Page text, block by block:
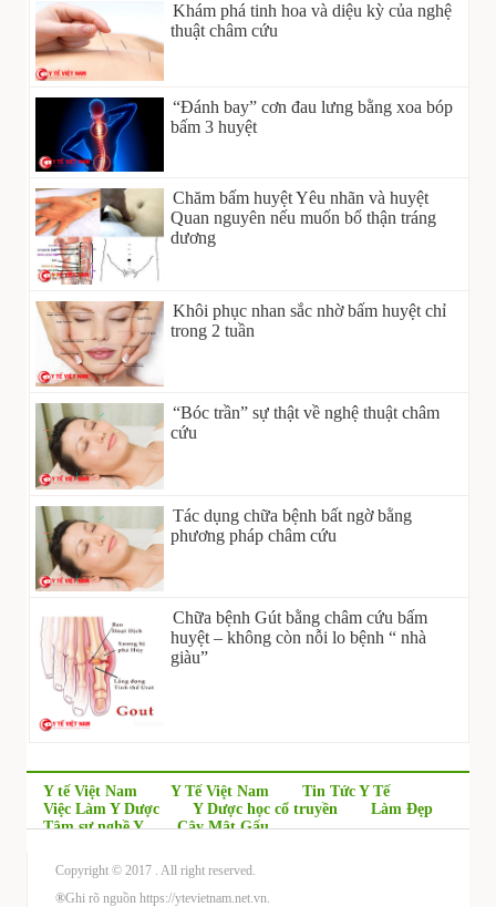
Khám phá tinh hoa và diệu kỳ của nghệ
thuật châm cứu
“Đánh bay” cơn đau lưng bằng xoa bóp
bấm 3 huyệt
Chăm bấm huyệt Yêu nhãn và huyệt
Quan nguyên nếu muốn bổ thận tráng
dương
Khôi phục nhan sắc nhờ bấm huyệt chỉ
trong 2 tuần
“Bóc trần” sự thật về nghệ thuật châm
cứu
Tác dụng chữa bệnh bất ngờ bằng
phương pháp châm cứu
Chữa bệnh Gút bằng châm cứu bấm
huyệt – không còn nỗi lo bệnh “ nhà
giàu”
Y tế Việt Nam Y Tế Việt Nam
Tin Tức Y Tế
Việc Làm Y Dược
Y Dược học cổ truyền
Làm Đẹp
Tâm sự nghề Y
Cây Mật Gấu
Copyright © 2017 . All right reserved.
®Ghi rõ nguồn https://ytevietnam.net.vn.